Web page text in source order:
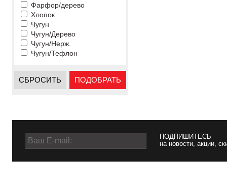
Фарфор/дерево
Хлопок
Чугун
Чугун/Дерево
Чугун/Нерж.
Чугун/Тефлон
СБРОСИТЬ ПОДОБРАТЬ
ПОДПИШИТЕСЬ
на новости, акции,